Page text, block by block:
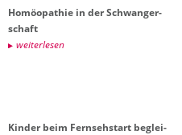
Ho­möo­pa­thie in der Schwan­ger­
schaft
wei­ter­le­sen
Kin­der beim Fern­seh­start be­glei­